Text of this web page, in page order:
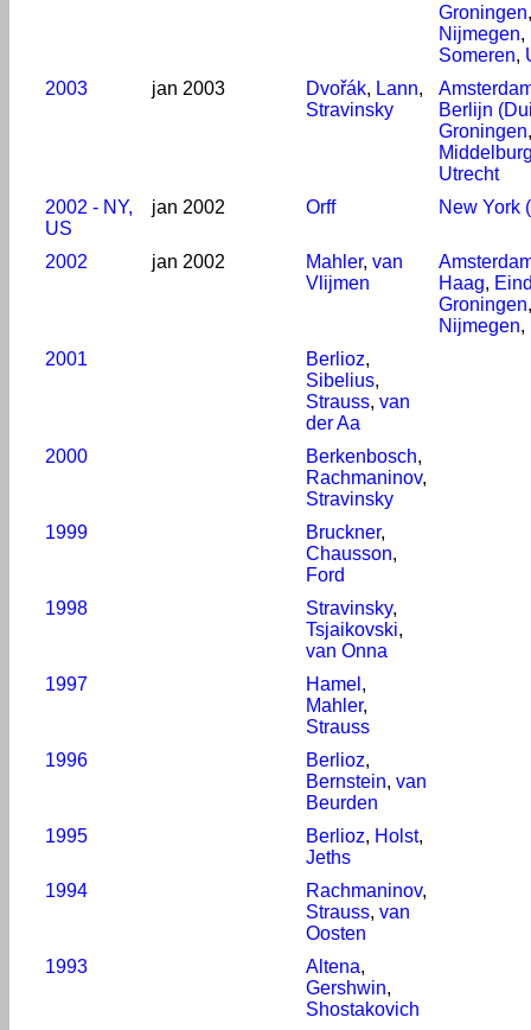
Groningen
Nijmegen,
Someren,
2003
jan 2003 Dvořák, Lann,
Stravinsky
Berlijn
Groningen
Utrecht
2002 - NY,
US
jan 2002 Orff New York
2002 jan 2002 Mahler, van
Vlijmen
Haag,
Groningen
Nijmegen,
2001
Berlioz,
Sibelius,
Strauss, van
der Aa
2000
Berkenbosch,
Rachmaninov,
Stravinsky
1999
Bruckner,
Chausson,
Ford
1998
Stravinsky,
Tsjaikovski,
van Onna
1997
Hamel ,
Mahler,
Strauss
1996
Berlioz,
Bernstein, van
Beurden
1995
Berlioz, Holst,
Jeths
1994
Rachmaninov,
Strauss, van
Oosten
1993
Altena,
Gershwin,
Shostakovich